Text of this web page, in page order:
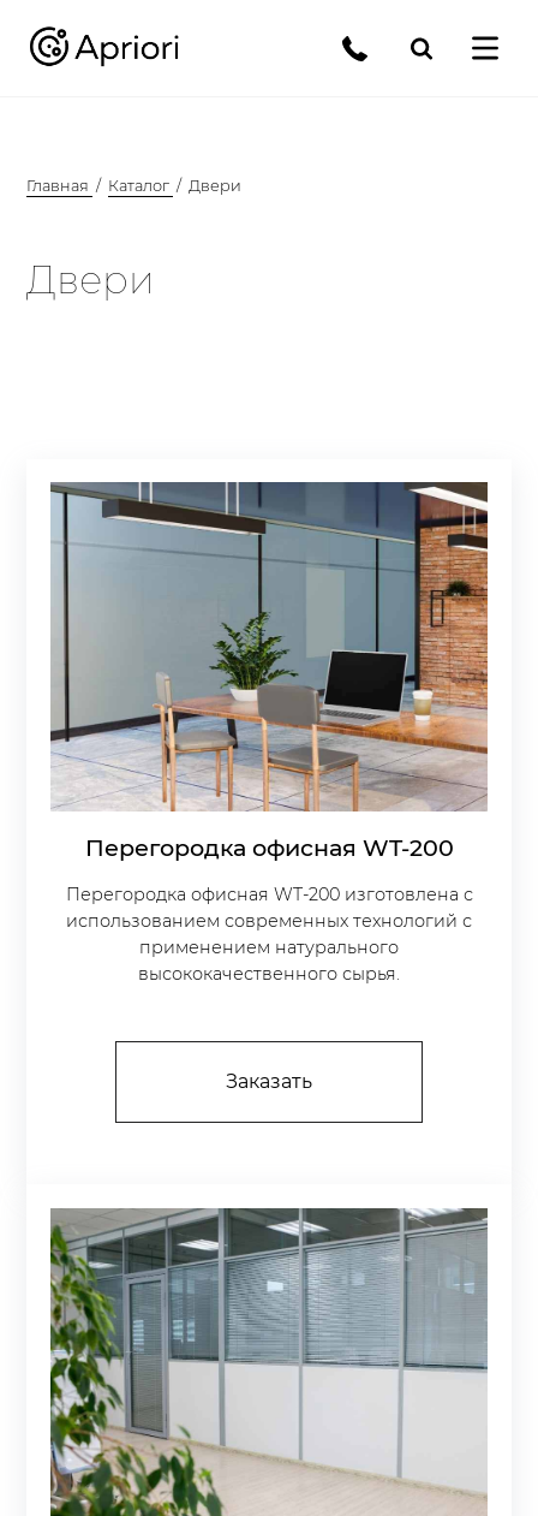
Главная Каталог Двери
Двери
Перегородка офисная WT-200
Перегородка офисная WT-200 изготовлена с
использованием современных технологий с
применением натурального
высококачественного сырья.
Заказать